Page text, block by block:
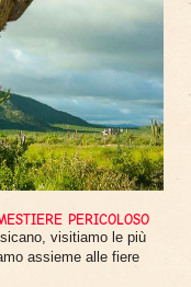
PERICOLOSO
visitiamo le più
assieme alle fiere